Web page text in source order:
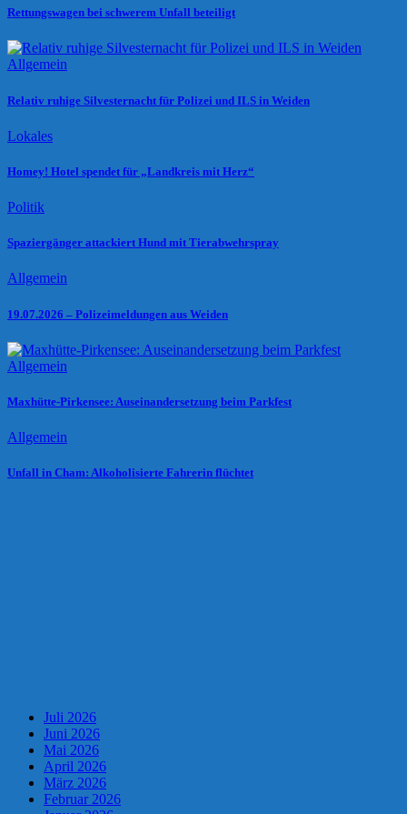
Rettungswagen bei schwerem Unfall beteiligt
Allgemein
Relativ ruhige Silvesternacht für Polizei und ILS in Weiden
Lokales
Homey! Hotel spendet für „Landkreis mit Herz“
Politik
Spaziergänger attackiert Hund mit Tierabwehrspray
Allgemein
19.07.2026 – Polizeimeldungen aus Weiden
Allgemein
Maxhütte-Pirkensee: Auseinandersetzung beim Parkfest
Allgemein
Unfall in Cham: Alkoholisierte Fahrerin flüchtet
Juli 2026
Juni 2026
Mai 2026
April 2026
März 2026
Februar 2026